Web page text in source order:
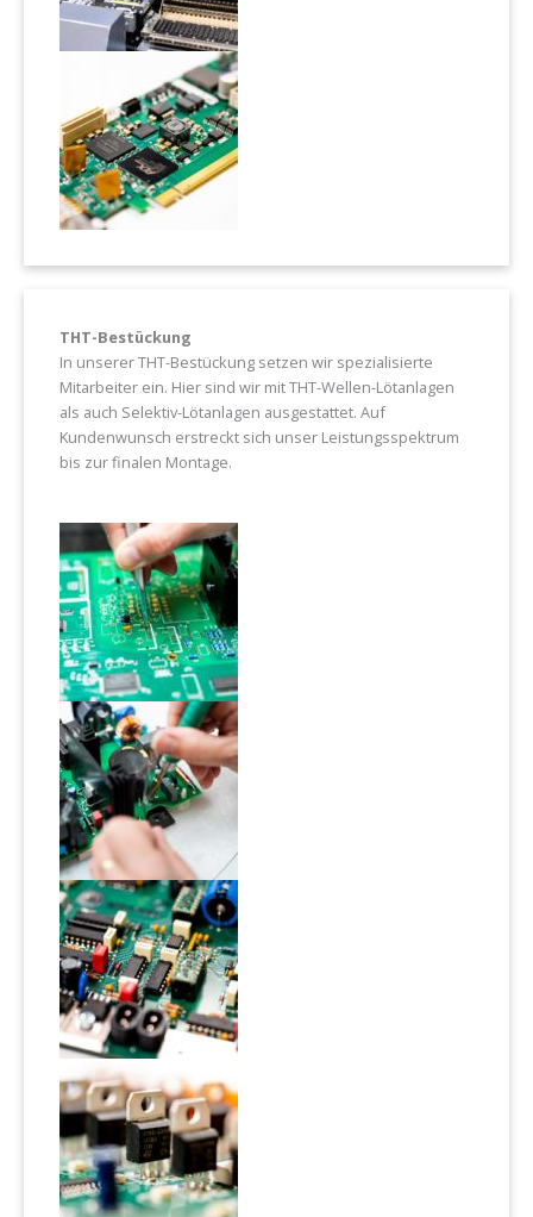
THT-Bestückung
In unserer THT-Bestückung setzen wir spezialisierte
Mitarbeiter ein. Hier sind wir mit THT-Wellen-Lötanlagen
als auch Selektiv-Lötanlagen ausgestattet. Auf
Kundenwunsch erstreckt sich unser Leistungsspektrum
bis zur finalen Montage.